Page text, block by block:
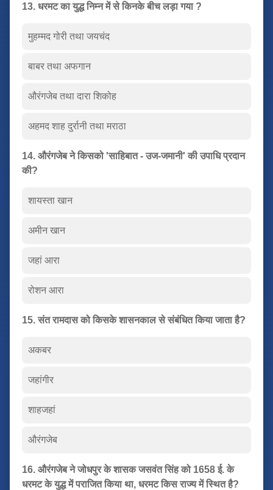
13. धरमट का युद्ध निम्न में से किनके बीच लड़ा गया ?
मुहम्मद गोरी तथा जयचंद
बाबर तथा अफगान
औरंगजेब तथा दारा शिकोह
अहमद शाह दुर्रानी तथा मराठा
14. औरंगजेब ने किसको 'साहिबात - उज-जमानी' की उपाधि प्रदान
की?
शायस्ता खान
अमीन खान
जहां आरा
रोशन आरा
15. संत रामदास को किसके शासनकाल से संबंधित किया जाता है?
अकबर
जहांगीर
शाहजहां
औरंगजेब
16. औरंगजेब ने जोधपुर के शासक जसवंत सिंह को 1658 ई. के
धरमट के युद्ध में पराजित किया था, धरमट किस राज्य में स्थित है?